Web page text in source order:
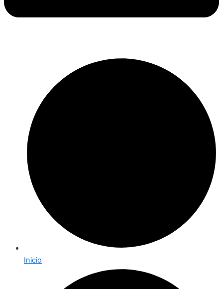
Inicio